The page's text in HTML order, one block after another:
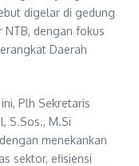
digelar di gedung
NTB, dengan fokus
Daerah
Plh Sekretaris
S.Sos., M.Si
menekankan
sektor, efisiensi